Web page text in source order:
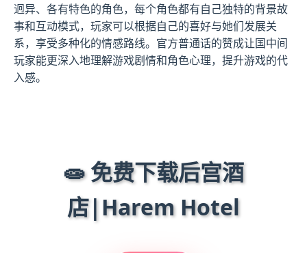
迥异、各有特色的角色，每个角色都有自己独特的背景故
事和互动模式，玩家可以根据自己的喜好与她们发展关
系，享受多种化的情感路线。官方普通话的赞成让国中间
玩家能更深入地理解游戏剧情和角色心理，提升游戏的代
入感。
🧫 免费下载后宫酒
店|Harem Hotel